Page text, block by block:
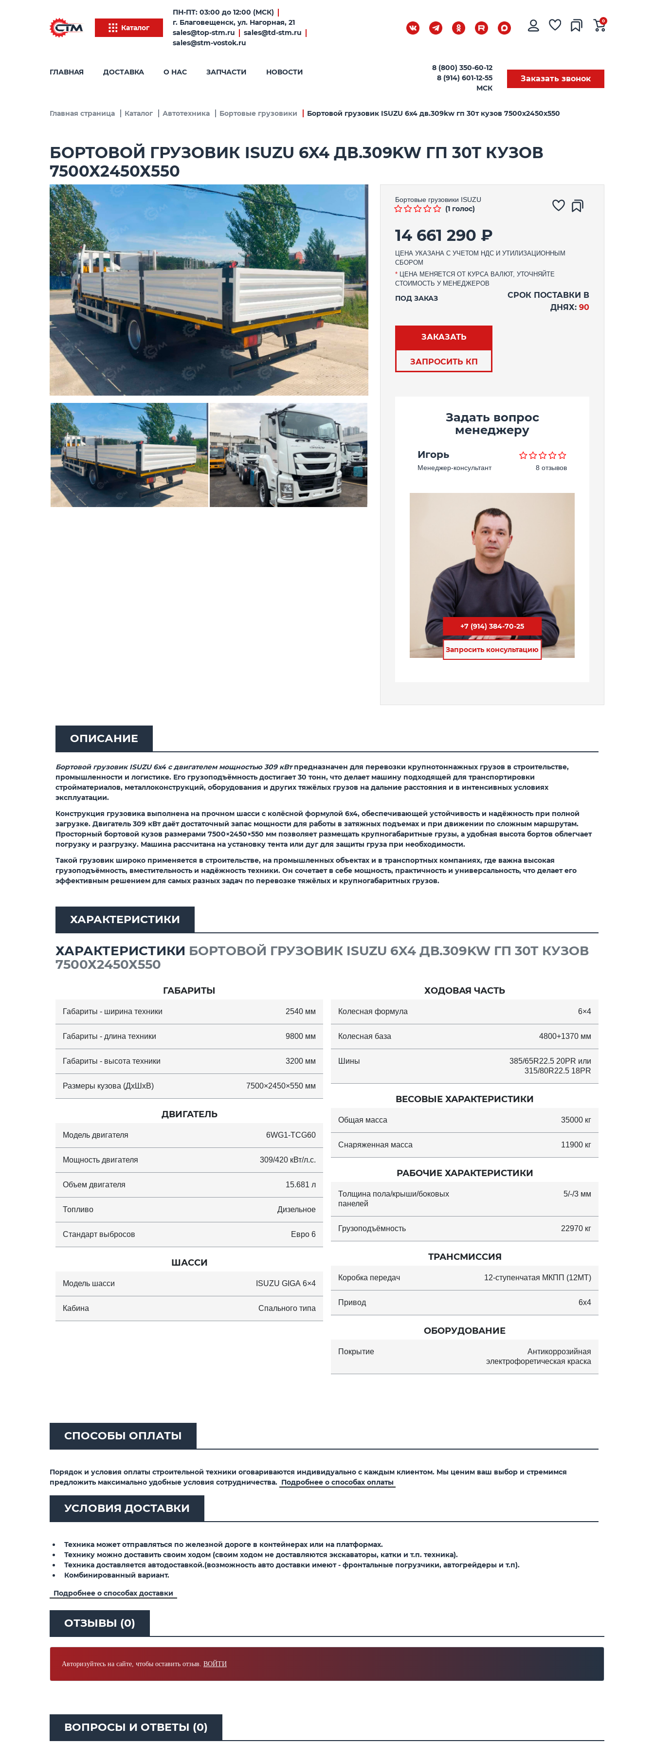
Каталог
ПН-ПТ: 03:00 до 12:00 (МСК)
г. Благовещенск, ул. Нагорная, 21
sales@top-stm.ru
sales@td-stm.ru
sales@stm-vostok.ru
0
ГЛАВНАЯ ДОСТАВКА О НАС ЗАПЧАСТИ НОВОСТИ
8 (800) 350-60-12
8 (914) 601-12-55
МСК
Заказать звонок
Главная страница Каталог Автотехника Бортовые грузовики Бортовой грузовик ISUZU 6x4 дв.309kw гп 30т кузов 7500х2450х550
БОРТОВОЙ ГРУЗОВИК ISUZU 6X4 ДВ.309KW ГП 30Т КУЗОВ
7500Х2450Х550
Бортовые грузовики ISUZU
(1 голос)
14 661 290 ₽
ЦЕНА УКАЗАНА С УЧЕТОМ НДС И УТИЛИЗАЦИОННЫМ
СБОРОМ
* ЦЕНА МЕНЯЕТСЯ ОТ КУРСА ВАЛЮТ, УТОЧНЯЙТЕ
СТОИМОСТЬ У МЕНЕДЖЕРОВ
ПОД ЗАКАЗ
СРОК ПОСТАВКИ В
ДНЯХ: 90
ЗАКАЗАТЬ
ЗАПРОСИТЬ КП
Задать вопрос
менеджеру
Игорь
Менеджер-консультант 8 отзывов
+7 (914) 384-70-25
Запросить консультацию
ОПИСАНИЕ
Бортовой грузовик ISUZU 6x4 с двигателем мощностью 309 кВтпредназначен для перевозки крупнотоннажных грузов в строительстве,
промышленности и логистике. Его грузоподъёмность достигает 30 тонн, что делает машину подходящей для транспортировки
стройматериалов, металлоконструкций, оборудования и других тяжёлых грузов на дальние расстояния и в интенсивных условиях
эксплуатации.
Конструкция грузовика выполнена на прочном шасси с колёсной формулой 6x4, обеспечивающей устойчивость и надёжность при полной
загрузке. Двигатель 309 кВт даёт достаточный запас мощности для работы в затяжных подъемах и при движении по сложным маршрутам.
Просторный бортовой кузов размерами 7500×2450×550 мм позволяет размещать крупногабаритные грузы, а удобная высота бортов облегчает
погрузку и разгрузку. Машина рассчитана на установку тента или дуг для защиты груза при необходимости.
Такой грузовик широко применяется в строительстве, на промышленных объектах и в транспортных компаниях, где важна высокая
грузоподъёмность, вместительность и надёжность техники. Он сочетает в себе мощность, практичность и универсальность, что делает его
эффективным решением для самых разных задач по перевозке тяжёлых и крупногабаритных грузов.
ХАРАКТЕРИСТИКИ
ХАРАКТЕРИСТИКИ БОРТОВОЙ ГРУЗОВИК ISUZU 6X4 ДВ.309KW ГП 30Т КУЗОВ
7500Х2450Х550
ГАБАРИТЫ
Габариты - ширина техники 2540 мм
Габариты - длина техники 9800 мм
Габариты - высота техники 3200 мм
Размеры кузова (ДхШхВ) 7500×2450×550 мм
ДВИГАТЕЛЬ
Модель двигателя 6WG1-TCG60
Мощность двигателя 309/420 кВт/л.с.
Объем двигателя 15.681 л
Топливо Дизельное
Стандарт выбросов Евро 6
ШАССИ
Модель шасси ISUZU GIGA 6×4
Кабина Спального типа
ХОДОВАЯ ЧАСТЬ
Колесная формула 6×4
Колесная база 4800+1370 мм
Шины
385/65R22.5 20PR или
315/80R22.5 18PR
ВЕСОВЫЕ ХАРАКТЕРИСТИКИ
Общая масса 35000 кг
Снаряженная масса 11900 кг
РАБОЧИЕ ХАРАКТЕРИСТИКИ
Толщина пола/крыши/боковых
панелей
5/-/3 мм
Грузоподъёмность 22970 кг
ТРАНСМИССИЯ
Коробка передач 12-ступенчатая МКПП (12MT)
Привод 6x4
ОБОРУДОВАНИЕ
Покрытие
Антикоррозийная
электрофоретическая краска
СПОСОБЫ ОПЛАТЫ
Порядок и условия оплаты строительной техники оговариваются индивидуально с каждым клиентом. Мы ценим ваш выбор и стремимся
предложить максимально удобные условия сотрудничества. Подробнее о способах оплаты
УСЛОВИЯ ДОСТАВКИ
Техника может отправляться по железной дороге в контейнерах или на платформах.
Технику можно доставить своим ходом (своим ходом не доставляются экскаваторы, катки и т.п. техника).
Техника доставляется автодоставкой.(возможность авто доставки имеют - фронтальные погрузчики, автогрейдеры и т.п).
Комбинированный вариант.
Подробнее о способах доставки
ОТЗЫВЫ (0)
Авторизуйтесь на сайте, чтобы оставить отзыв. ВОЙТИ
ВОПРОСЫ И ОТВЕТЫ (0)